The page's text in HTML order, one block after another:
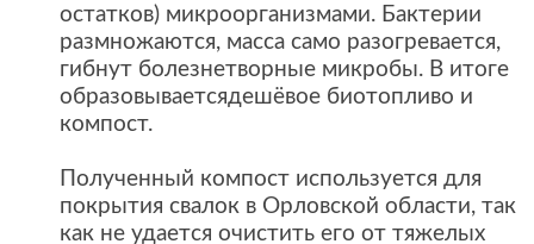
остатков) микроорганизмами. Бактерии
размножаются, масса само разогревается,
гибнут болезнетворные микробы. В итоге
образовываетсядешёвое биотопливо и
компост.
Полученный компост используется для
покрытия свалок в Орловской области, так
как не удается очистить его от тяжелых